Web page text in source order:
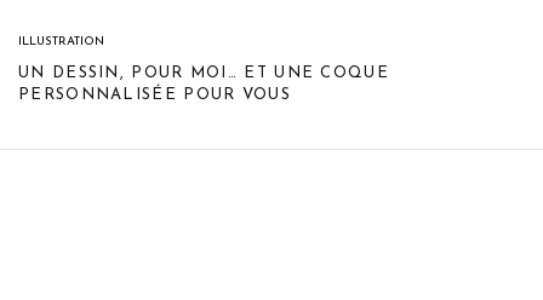
ILLUSTRATION
UN DESSIN, POUR MOI… ET UNE COQUE
PERSONNALISÉE POUR VOUS